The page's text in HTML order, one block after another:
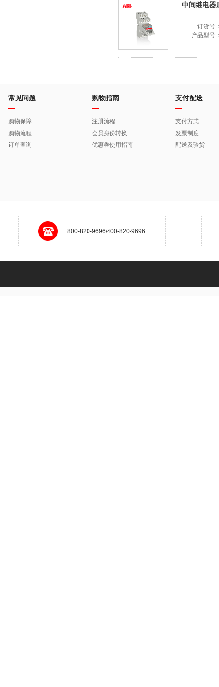
中间继电器
订货号
产品型号
常见问题
购物保障
购物流程
订单查询
购物指南
注册流程
会员身份转换
优惠券使用指南
支付配送
支付方式
发票制度
配送及验货
800-820-9696/400-820-9696